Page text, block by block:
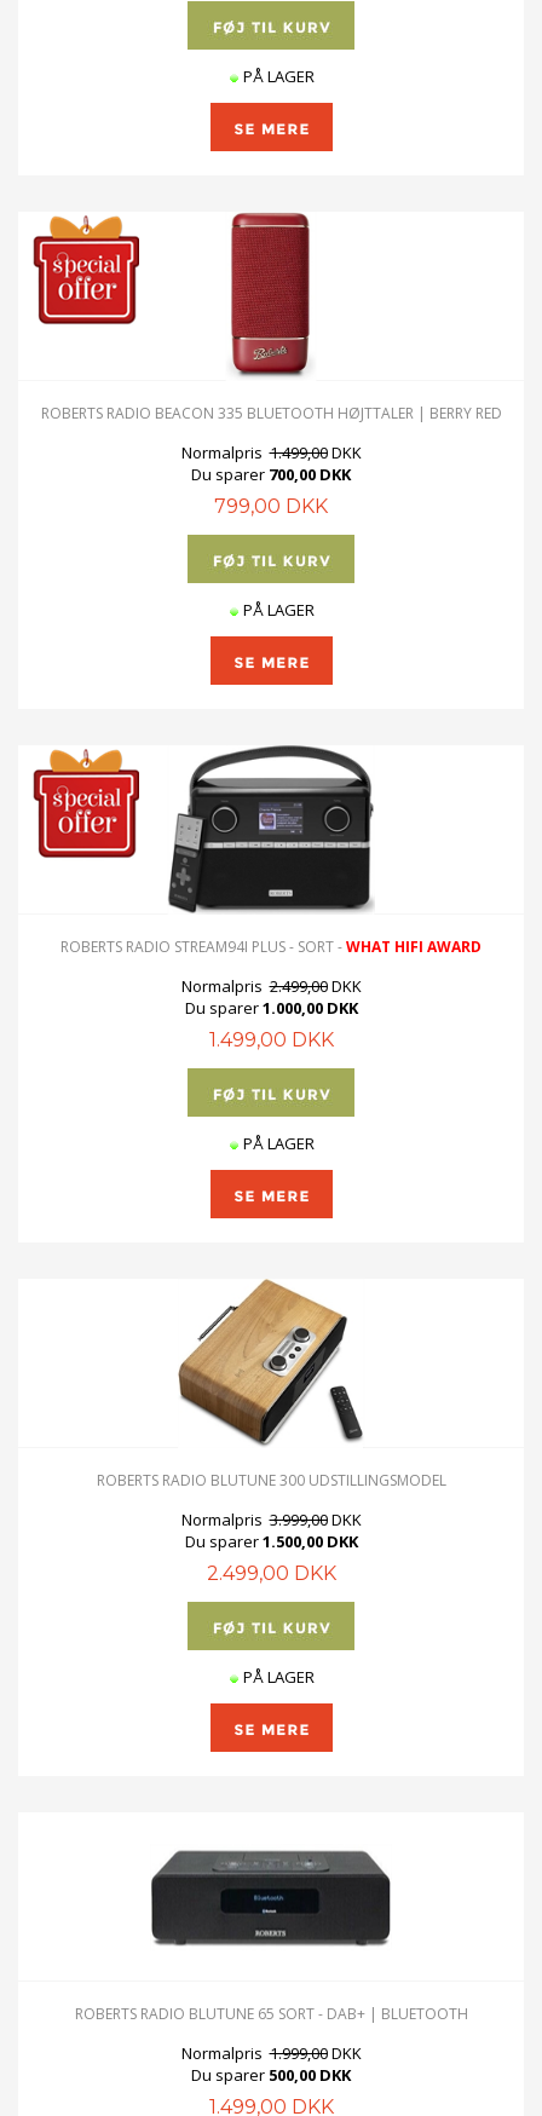
PÅ LAGER
ROBERTS RADIO BEACON 335 BLUETOOTH HØJTTALER | BERRY RED
Normalpris 1.499,00DKK
Du sparer 700,00 DKK
799,00 DKK
PÅ LAGER
ROBERTS RADIO STREAM94I PLUS - SORT -WHAT HIFI AWARD
Normalpris 2.499,00DKK
Du sparer1.000,00 DKK
1.499,00 DKK
PÅ LAGER
ROBERTS RADIO BLUTUNE 300 UDSTILLINGSMODEL
Normalpris 3.999,00DKK
Du sparer1.500,00 DKK
2.499,00 DKK
PÅ LAGER
ROBERTS RADIO BLUTUNE 65 SORT - DAB+ | BLUETOOTH
Normalpris 1.999,00DKK
Du sparer 500,00 DKK
1.499,00 DKK